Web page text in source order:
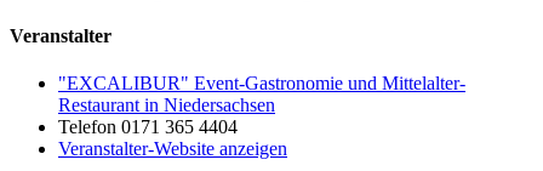
Veranstalter
"EXCALIBUR" Event-Gastronomie und Mittelalter-
Restaurant in Niedersachsen
Telefon 0171 365 4404
Veranstalter-Website anzeigen